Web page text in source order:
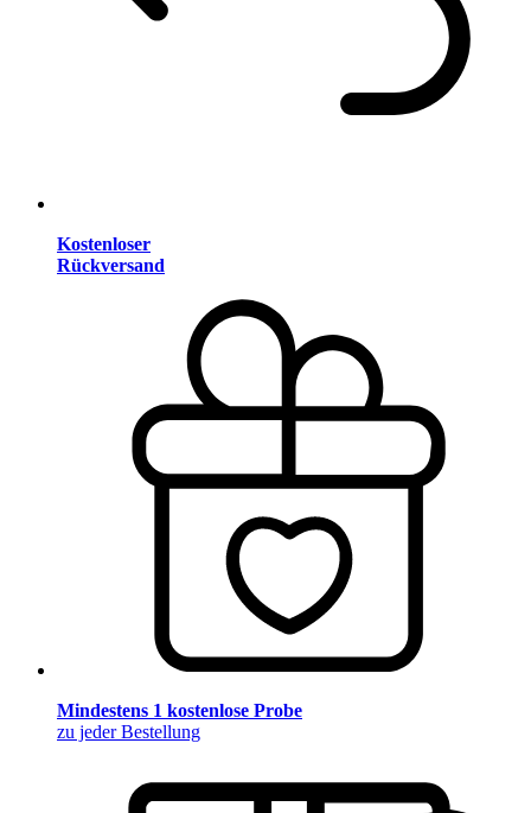
Kostenloser
Rückversand
Mindestens 1 kostenlose Probe
zu jeder Bestellung